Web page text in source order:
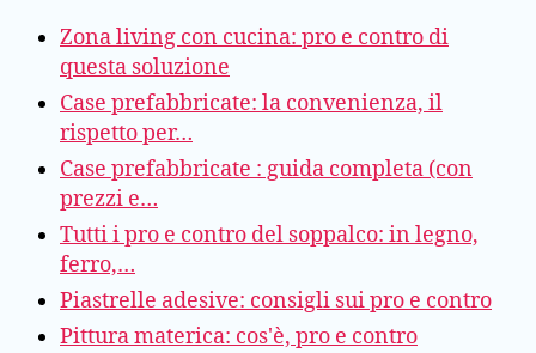
Zona living con cucina: pro e contro di
questa soluzione
Case prefabbricate: la convenienza, il
rispetto per…
Case prefabbricate : guida completa (con
prezzi e…
Tutti i pro e contro del soppalco: in legno,
ferro,…
Piastrelle adesive: consigli sui pro e contro
Pittura materica: cos'è, pro e contro